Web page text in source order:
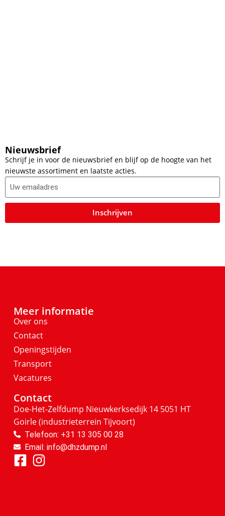
Nieuwsbrief
Schrijf je in voor de nieuwsbrief en blijf op de hoogte van het
nieuwste assortiment en laatste acties.
Inschrijven
Meer informatie
Over ons
Contact
Openingstijden
Transport
Vacatures
Contact
Doe-Het-Zelfdump Nieuwkerksedijk 14 5051 HT
Goirle(industrieterrein Tijvoort)
Telefoon: +31 13 305 00 28
Email: info@dhzdump.nl